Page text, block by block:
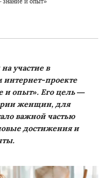
и опыт»
участие в
интернет-проекте
опыт». Его цель —
женщин, для
важной частью
достижения и